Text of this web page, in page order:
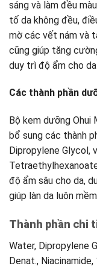
sáng và làm đều
tố da không đều,
mờ các vết nám và
cũng giúp tăng
duy trì độ ẩm cho da
Các thành phần
Bộ kem dưỡng Ohui
bổ sung các thành
Dipropylene Glycol,
độ ẩm sâu cho da,
giúp làn da luôn
Thành phần chi
Water, Dipropylene
Denat.,